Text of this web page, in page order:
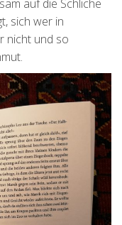
auf die Schliche
sich wer in
nicht und so